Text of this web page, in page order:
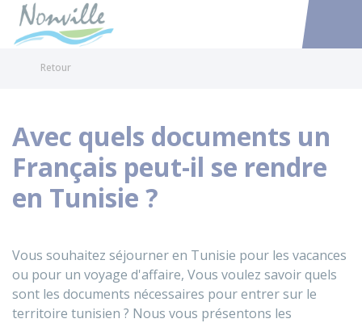
Accéder
Retour
Avec quels documents un
Français peut-il se rendre
en Tunisie ?
Vous souhaitez séjourner en Tunisie pour les vacances
ou pour un voyage d'affaire, Vous voulez savoir quels
sont les documents nécessaires pour entrer sur le
territoire tunisien ? Nous vous présentons les